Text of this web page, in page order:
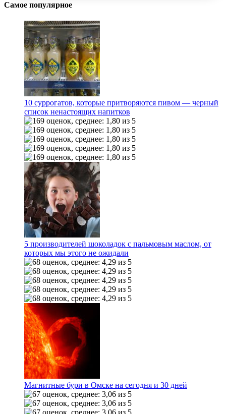
Самое популярное
10 суррогатов, которые притворяются пивом — черный
список ненастоящих напитков
5 производителей шоколадок с пальмовым маслом, от
которых мы этого не ожидали
Магнитные бури в Омске на сегодня и 30 дней